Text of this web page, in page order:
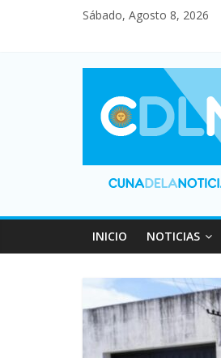
Sábado, Agosto 8, 2026
INICIO NOTICIAS